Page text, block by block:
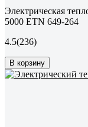
Электрическая
5000 ETN 649-264
4.5(236)
В корзину